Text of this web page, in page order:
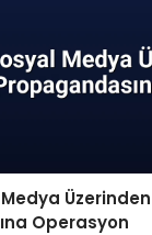
Operasyon